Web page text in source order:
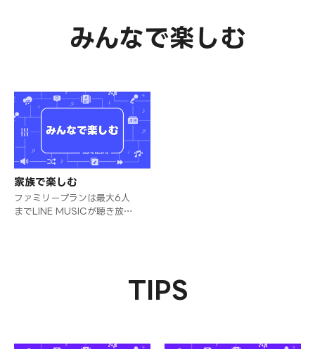
みんなで楽しむ
家族で楽しむ
ファミリープランは最大6人
までLINE MUSICが聴き放題
TIPS